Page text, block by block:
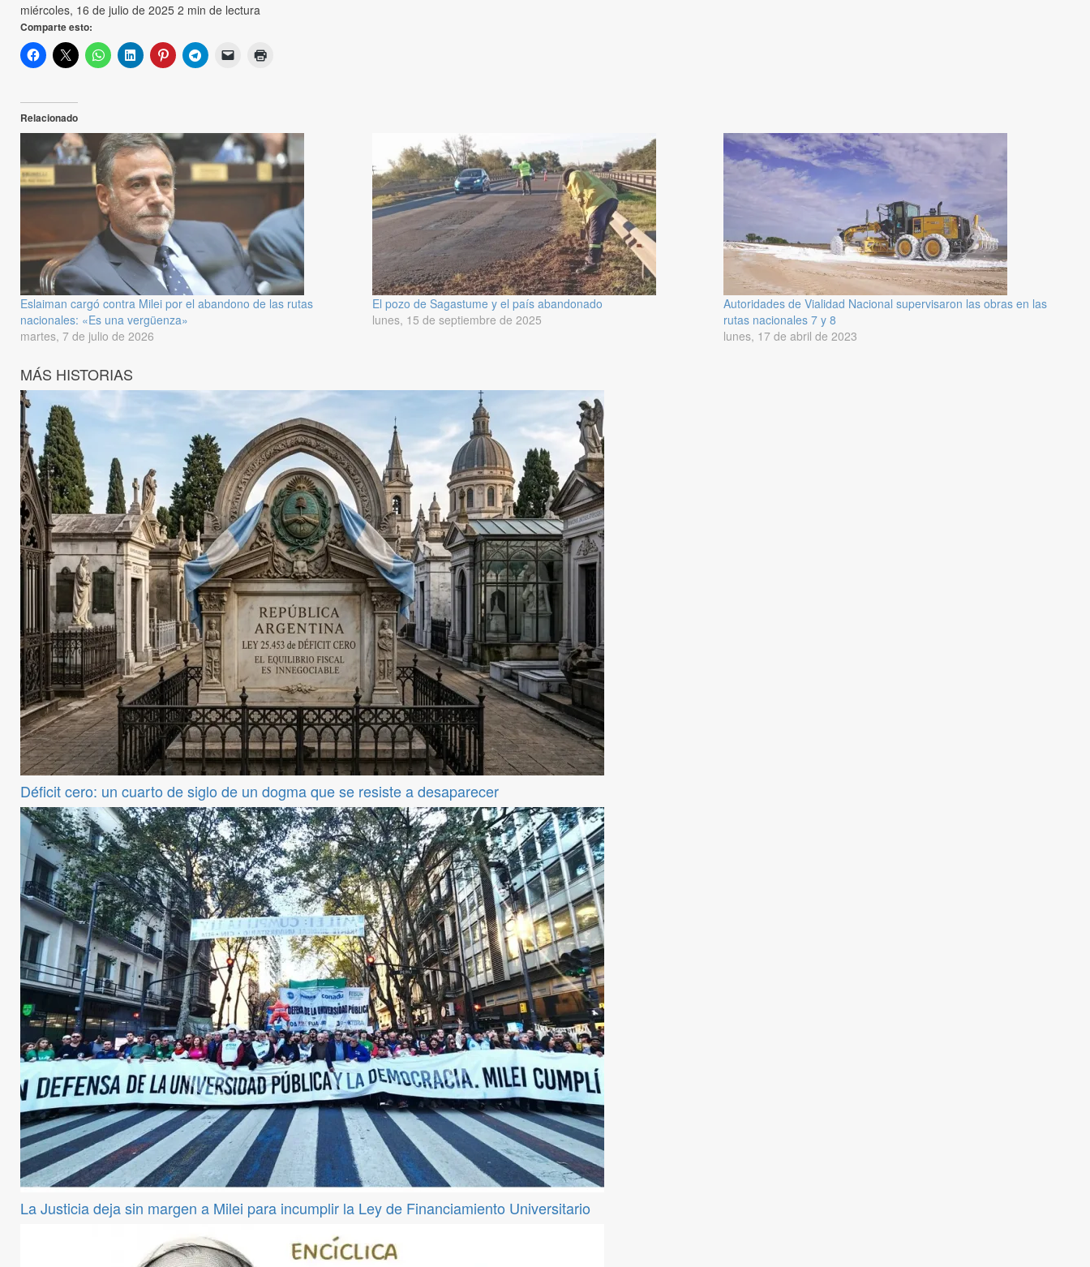
miércoles, 16 de julio de 2025 2 min de lectura
Comparte esto:
Relacionado
Eslaiman cargó contra Milei por el abandono de las rutas
nacionales: «Es una vergüenza»
martes, 7 de julio de 2026
El pozo de Sagastume y el país abandonado
lunes, 15 de septiembre de 2025
Autoridades de Vialidad Nacional supervisaron las obras en las
rutas nacionales 7 y 8
lunes, 17 de abril de 2023
MÁS HISTORIAS
Déficit cero: un cuarto de siglo de un dogma que se resiste a desaparecer
La Justicia deja sin margen a Milei para incumplir la Ley de Financiamiento Universitario